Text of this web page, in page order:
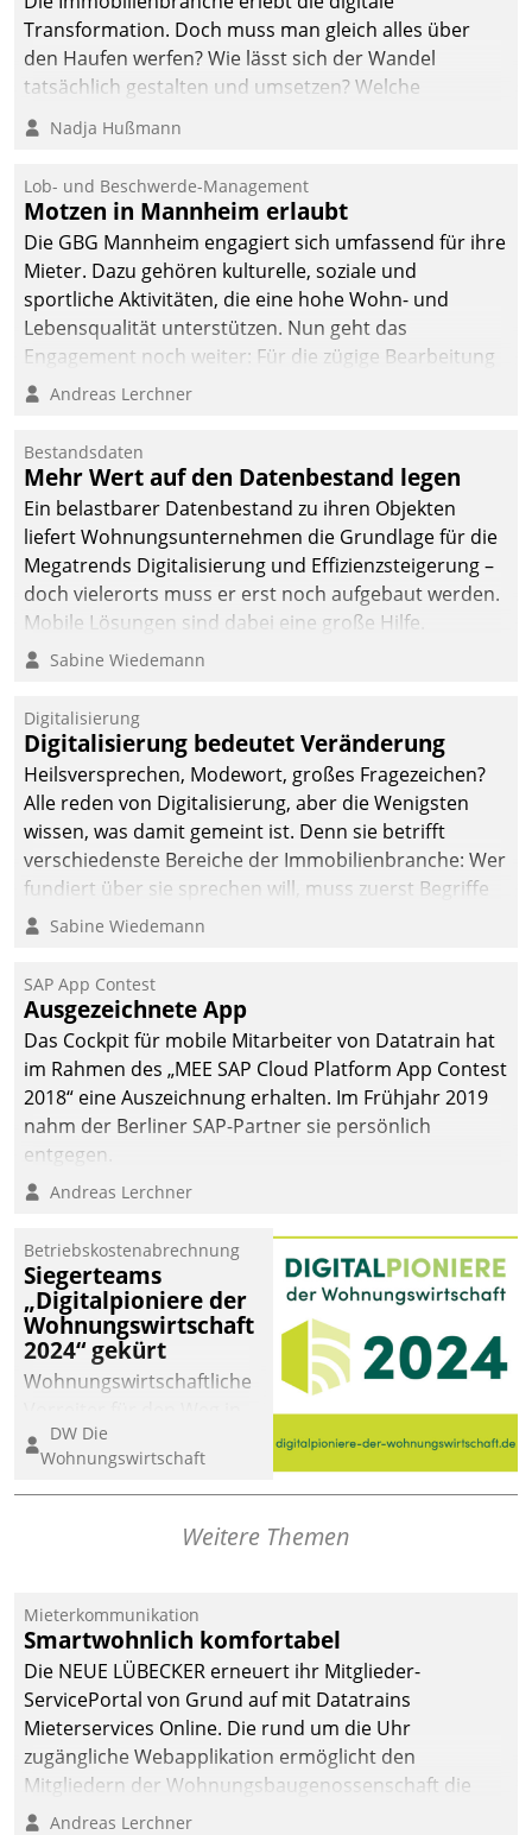
Transformation. Doch muss man gleich alles über
den Haufen werfen? Wie lässt sich der Wandel
tatsächlich gestalten und umsetzen? Welche
Argumente zählen wirklich?
Nadja Hußmann
Lob- und Beschwerde-Management
Motzen in Mannheim erlaubt
Die GBG Mannheim engagiert sich umfassend für ihre
Mieter. Dazu gehören kulturelle, soziale und
sportliche Aktivitäten, die eine hohe Wohn- und
Lebensqualität unterstützen. Nun geht das
Engagement noch weiter: Für die zügige Bearbeitung
von Beschwerden – oder Lob – richtet das
und Beschwerde-Management einen eigenen Kanal
ein.
Andreas Lerchner
Bestandsdaten
Mehr Wert auf den Datenbestand legen
Ein belastbarer Datenbestand zu ihren Objekten
liefert Wohnungsunternehmen die Grundlage für die
Megatrends Digitalisierung und Effizienzsteigerung –
doch vielerorts muss er erst noch aufgebaut werden.
Mobile Lösungen sind dabei eine große Hilfe.
Sabine Wiedemann
Digitalisierung
Digitalisierung bedeutet Veränderung
Heilsversprechen, Modewort, großes Fragezeichen?
Alle reden von Digitalisierung, aber die Wenigsten
wissen, was damit gemeint ist. Denn sie betrifft
verschiedenste Bereiche der Immobilienbranche: Wer
fundiert über sie sprechen will, muss zuerst Begriffe
klären. Ein Aspekt ist die betriebliche Optimierung:
Einsparungen durch optimierte und automatisierte
Prozesse. Doch man darf nicht zu viel erwarten: Allein
mit der Einführung einer neuen Software ist es nicht
getan. Die Digitalisierung erfordert von Unternehmen
die Bereitschaft, sich zu überprüfen, zu hinterfragen
und zu verändern.
Sabine Wiedemann
SAP App Contest
Ausgezeichnete App
Das Cockpit für mobile Mitarbeiter von Datatrain hat
im Rahmen des „MEE SAP Cloud Platform App Contest
2018“ eine Auszeichnung erhalten. Im Frühjahr 2019
nahm der Berliner SAP-Partner sie persönlich
entgegen.
Andreas Lerchner
Betriebskostenabrechnung
Siegerteams
„Digitalpioniere der
Wohnungswirtschaft
2024“ gekürt
Wohnungswirtschaftliche
eine digitale Zukunft zu
finden, ist das Ziel des
Awards „Digitalpioniere
Wohnungswirtschaft“.
dafür ein Team
bestehend aus
Wohnungsunternehmen
und PropTech.
DW Die
Wohnungswirtschaft
Weitere Themen
Mieterkommunikation
Smartwohnlich komfortabel
Die NEUE LÜBECKER erneuert ihr Mitglieder-
ServicePortal von Grund auf mit Datatrains
Mieterservices Online. Die rund um die Uhr
zugängliche Webapplikation ermöglicht den
Mitgliedern der Wohnungs­bau­genossenschaft die
Kontaktaufnahme per Smartphone, Tablet oder PC.
Andreas Lerchner